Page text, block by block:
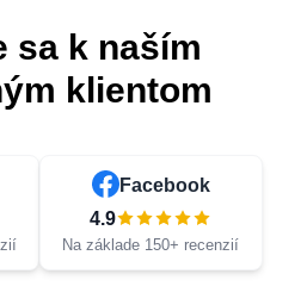
sa k naším
klientom
Facebook
4.9
Na základe 150+ recenzií